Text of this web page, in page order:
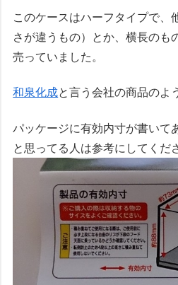
このケースはハーフタイプで、
さが違うもの）とか、横長のも
売っていました。
和泉化成と言う会社の商品のよ
パッケージに有効内寸が書いて
と思ってる人は参考にしてくだ